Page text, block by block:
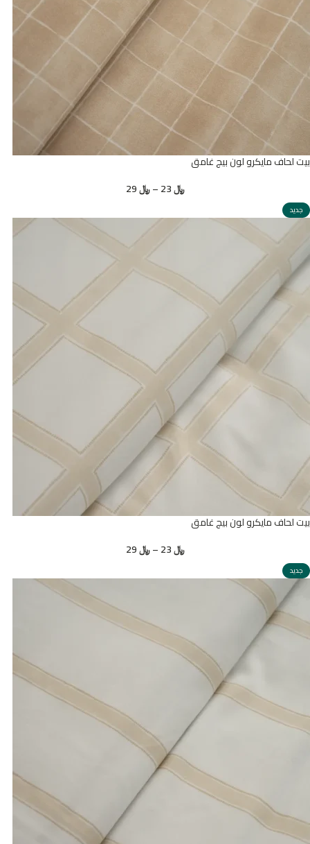
بيت لحاف مايكرو لون بيج غامق
﷼
–﷼
جديد
بيت لحاف مايكرو لون بيج غامق
﷼
–﷼
جديد